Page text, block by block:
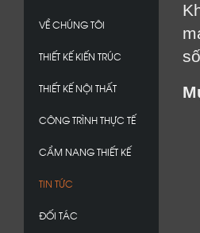
VỀ CHÚNG TÔI
THIẾT KẾ KIẾN TRÚC
THIẾT KẾ NỘI THẤT
CÔNG TRÌNH THỰC TẾ
CẨM NANG THIẾT KẾ
TIN TỨC
ĐỐI TÁC